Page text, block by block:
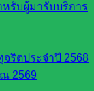
รับผู้มารับบริการ
จริตประจำปี 2568
2569
-ก-ค-ศ-ครั้งที่-1-25/